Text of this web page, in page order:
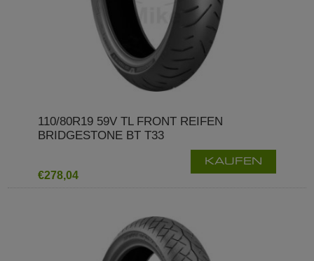
110/80R19 59V TL FRONT REIFEN
BRIDGESTONE BT T33
€278,04
KAUFEN